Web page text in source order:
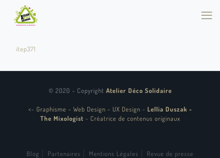
itep371
© 2020 - Copyright Atelier Déco Solidaire
<- Graphisme - Web Design - UX Design - Lellia Duszak -
The Mixologist - Créatrice de contenus originaux
Blog Partenaires Mentions Légales Revue de presse